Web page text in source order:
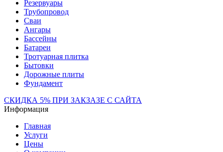
Резервуары
Трубопровод
Сваи
Ангары
Бассейны
Батареи
Тротуарная плитка
Бытовки
Дорожные плиты
Фундамент
СКИДКА 5% ПРИ ЗАКЗАЗЕ С САЙТА
Информация
Главная
Услуги
Цены